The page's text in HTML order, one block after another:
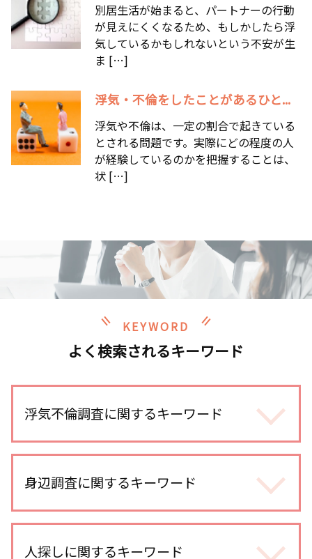
別居生活が始まると、パートナーの行動
が見えにくくなるため、もしかしたら浮
気しているかもしれないという不安が生
ま […]
浮気・不倫をしたことがあるひと...
浮気や不倫は、一定の割合で起きている
とされる問題です。実際にどの程度の人
が経験しているのかを把握することは、
状 […]
KEYWORD
よく検索されるキーワード
浮気不倫調査に関するキーワード
夫 朝帰り
不倫調査 自分で尾行
浮気 する 女 特徴
浮気調査 浮気して なかった
身辺調査に関するキーワード
身辺調査 個人
身辺調査 金額
人探しに関するキーワード